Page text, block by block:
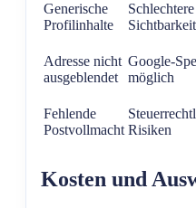
Generische
Profilinhalte
Sichtbarkeit
Adresse nicht
ausgeblendet
Google-
möglich
Fehlende
Postvollmacht Risiken
Kosten und